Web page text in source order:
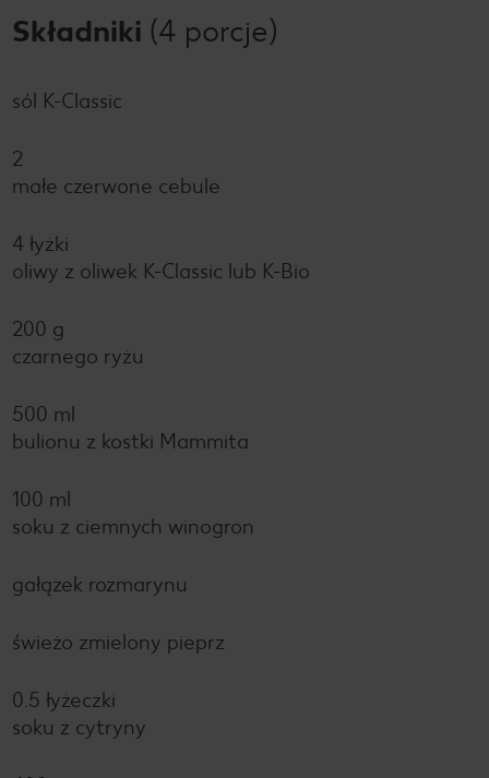
Składniki (4 porcje)
sól K-Classic
2
małe czerwone cebule
4 łyżki
oliwy z oliwek K-Classic lub K-Bio
200 g
czarnego ryżu
500 ml
bulionu z kostki Mammita
100 ml
soku z ciemnych winogron
gałązek rozmarynu
świeżo zmielony pieprz
0.5 łyżeczki
soku z cytryny